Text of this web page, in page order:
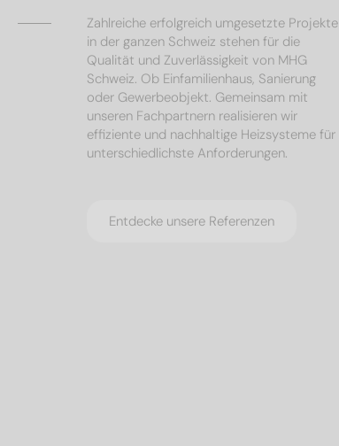
Zahlreiche erfolgreich umgesetzte Projekte
in der ganzen Schweiz stehen für die
Qualität und Zuverlässigkeit von MHG
Schweiz. Ob Einfamilienhaus, Sanierung
oder Gewerbeobjekt. Gemeinsam mit
unseren Fachpartnern realisieren wir
effiziente und nachhaltige Heizsysteme für
unterschiedlichste Anforderungen.
Entdecke unsere Referenzen